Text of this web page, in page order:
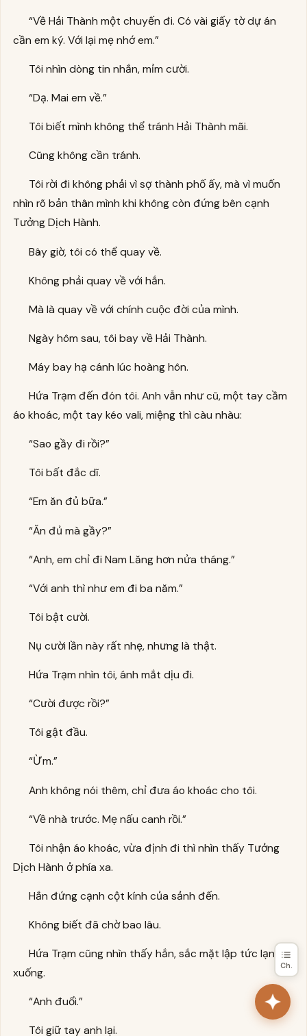
Ch.
“Về Hải Thành một chuyến đi. Có vài giấy tờ dự án
cần em ký. Với lại mẹ nhớ em.”
Tôi nhìn dòng tin nhắn, mỉm cười.
“Dạ. Mai em về.”
Tôi biết mình không thể tránh Hải Thành mãi.
Cũng không cần tránh.
Tôi rời đi không phải vì sợ thành phố ấy, mà vì muốn
nhìn rõ bản thân mình khi không còn đứng bên cạnh
Tưởng Dịch Hành.
Bây giờ, tôi có thể quay về.
Không phải quay về với hắn.
Mà là quay về với chính cuộc đời của mình.
Ngày hôm sau, tôi bay về Hải Thành.
Máy bay hạ cánh lúc hoàng hôn.
Hứa Trạm đến đón tôi. Anh vẫn như cũ, một tay cầm
áo khoác, một tay kéo vali, miệng thì càu nhàu:
“Sao gầy đi rồi?”
Tôi bất đắc dĩ.
“Em ăn đủ bữa.”
“Ăn đủ mà gầy?”
“Anh, em chỉ đi Nam Lăng hơn nửa tháng.”
“Với anh thì như em đi ba năm.”
Tôi bật cười.
Nụ cười lần này rất nhẹ, nhưng là thật.
Hứa Trạm nhìn tôi, ánh mắt dịu đi.
“Cười được rồi?”
Tôi gật đầu.
“Ừm.”
Anh không nói thêm, chỉ đưa áo khoác cho tôi.
“Về nhà trước. Mẹ nấu canh rồi.”
Tôi nhận áo khoác, vừa định đi thì nhìn thấy Tưởng
Dịch Hành ở phía xa.
Hắn đứng cạnh cột kính của sảnh đến.
Không biết đã chờ bao lâu.
Hứa Trạm cũng nhìn thấy hắn, sắc mặt lập tức lạnh
xuống.
“Anh đuổi.”
Tôi giữ tay anh lại.